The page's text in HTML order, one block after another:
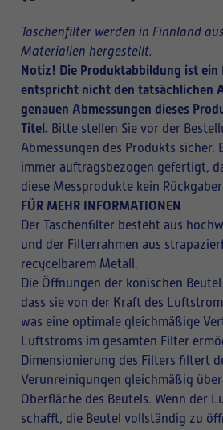
Taschenfilter werden in Finnland
Materialien hergestellt.
Notiz! Die Produktabbildung ist ein
entspricht nicht den tatsächlichen
genauen Abmessungen dieses
Titel. Bitte stellen Sie vor der
Abmessungen des Produkts sicher.
immer auftragsbezogen gefertigt,
diese Messprodukte kein
FÜR MEHR INFORMATIONEN
Der Taschenfilter besteht aus
und der Filterrahmen aus
recycelbarem Metall.
Die Öffnungen der konischen
dass sie von der Kraft des
was eine optimale gleichmäßige
Luftstroms im gesamten Filter
Dimensionierung des Filters filtert
Verunreinigungen gleichmäßig
Oberfläche des Beutels. Wenn der
schafft, die Beutel vollständig zu